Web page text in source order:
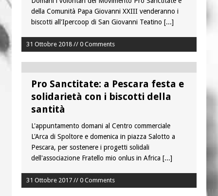
della Comunità Papa Giovanni XXIII venderanno i
biscotti all'Ipercoop di San Giovanni Teatino [...]
31 Ottobre 2018 // 0 Comments
Pro Sanctitate: a Pescara festa e
solidarietà con i biscotti della
santità
L'appuntamento domani al Centro commerciale
L'Arca di Spoltore e domenica in piazza Salotto a
Pescara, per sostenere i progetti solidali
dell'associazione Fratello mio onlus in Africa [...]
31 Ottobre 2017 // 0 Comments